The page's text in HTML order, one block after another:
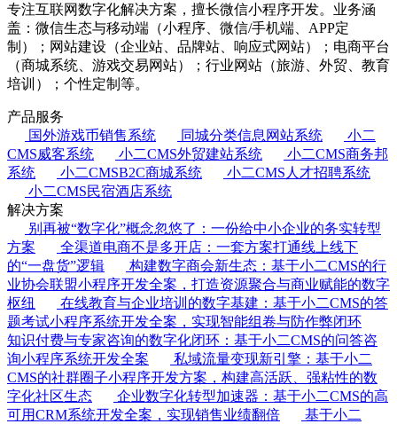
专注互联网数字化解决方案，擅长微信小程序开发。业务涵
盖：微信生态与移动端（小程序、微信/手机端、APP定
制）；网站建设（企业站、品牌站、响应式网站）；电商平台
（商城系统、游戏交易网站）；行业网站（旅游、外贸、教育
培训）；个性定制等。
产品服务
国外游戏币销售系统
同城分类信息网站系统
小二
CMS威客系统
小二CMS外贸建站系统
小二CMS商务邦
系统
小二CMSB2C商城系统
小二CMS人才招聘系统
小二CMS民宿酒店系统
解决方案
别再被“数字化”概念忽悠了：一份给中小企业的务实转型
方案
全渠道电商不是多开店：一套方案打通线上线下
的“一盘货”逻辑
构建数字商会新生态：基于小二CMS的行
业协会联盟小程序开发全案，打造资源聚合与商业赋能的数字
枢纽
在线教育与企业培训的数字基建：基于小二CMS的答
题考试小程序系统开发全案，实现智能组卷与防作弊闭环
知识付费与专家咨询的数字化闭环：基于小二CMS的问答咨
询小程序系统开发全案
私域流量变现新引擎：基于小二
CMS的社群圈子小程序开发方案，构建高活跃、强粘性的数
字化社区生态
企业数字化转型加速器：基于小二CMS的高
可用CRM系统开发全案，实现销售业绩翻倍
基于小二